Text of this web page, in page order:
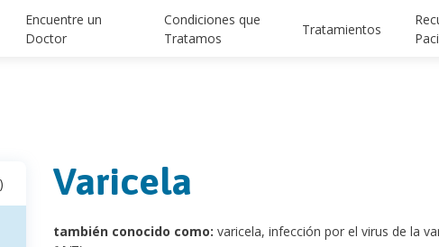
Encuentre un
Doctor
Condiciones que
Tratamos
Tratamientos
Varicela
también conocido como: varicela, infección por el virus de la